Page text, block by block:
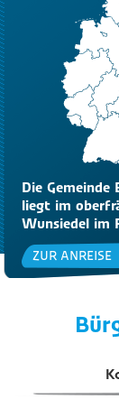
Die Gemeinde
liegt im
Wunsiedel im
ZUR ANREISE